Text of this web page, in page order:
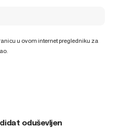
u ovom internet pregledniku za
oduševljen